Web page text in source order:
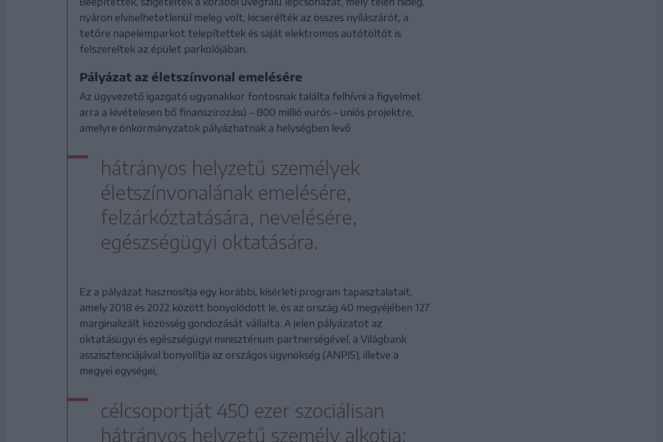
nyáron elviselhetetlenül meleg volt, kicserélték az összes nyílászárót, a
tetőre napelemparkot telepítettek és saját elektromos autótöltőt is
felszereltek az épület parkolójában.
Pályázat az életszínvonal emelésére
Az ügyvezető igazgató ugyanakkor fontosnak találta felhívni a figyelmet
arra a kivételesen bő finanszírozású – 800 millió eurós – uniós projektre,
amelyre önkormányzatok pályázhatnak a helységben levő
hátrányos helyzetű személyek
életszínvonalának emelésére,
felzárkóztatására, nevelésére,
egészségügyi oktatására.
Ez a pályázat hasznosítja egy korábbi, kísérleti program tapasztalatait,
amely 2018 és 2022 között bonyolódott le, és az ország 40 megyéjében 127
marginalizált közösség gondozását vállalta. A jelen pályázatot az
oktatásügyi és egészségügyi minisztérium partnerségével, a Világbank
asszisztenciájával bonyolítja az országos ügynökség (ANPIS), illetve a
megyei egységei,
célcsoportját 450 ezer szociálisan
hátrányos helyzetű személy alkotja: